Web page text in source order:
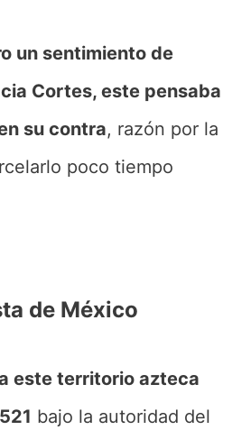
un sentimiento de
Cortes, este pensaba
su contra, razón por la
poco tiempo
de México
este territorio azteca
bajo la autoridad del